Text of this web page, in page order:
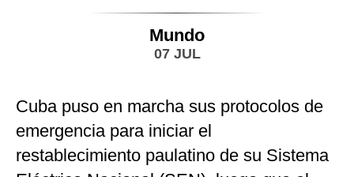
Mundo
07 JUL
Cuba puso en marcha sus protocolos de
emergencia para iniciar el
restablecimiento paulatino de su Sistema